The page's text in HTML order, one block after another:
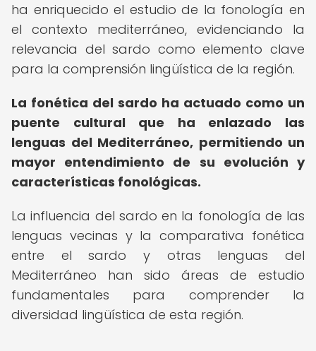
ha enriquecido el estudio de la fonología en
el contexto mediterráneo, evidenciando la
relevancia del sardo como elemento clave
para la comprensión lingüística de la región.
La fonética del sardo ha actuado como un
puente cultural que ha enlazado las
lenguas del Mediterráneo, permitiendo un
mayor entendimiento de su evolución y
características fonológicas.
La influencia del sardo en la fonología de las
lenguas vecinas y la comparativa fonética
entre el sardo y otras lenguas del
Mediterráneo han sido áreas de estudio
fundamentales para comprender la
diversidad lingüística de esta región.